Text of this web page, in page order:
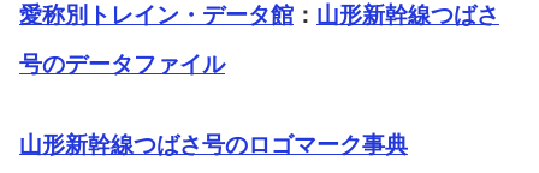
愛称別トレイン・データ館 ： 山形新幹線つばさ
号のデータファイル
山形新幹線つばさ号のロゴマーク事典